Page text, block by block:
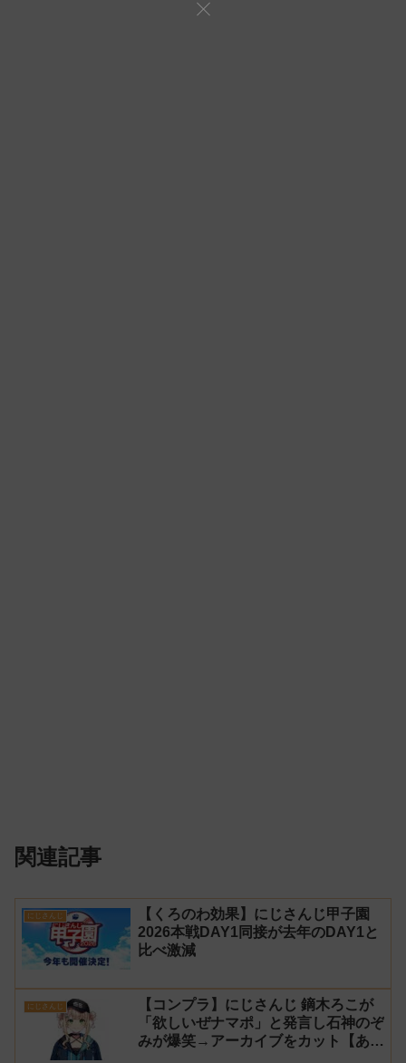
関連記事
にじさんじ
【くろのわ効果】にじさんじ甲子園
2026本戦DAY1同接が去年のDAY1と
比べ激減
にじさんじ
【コンプラ】にじさんじ 鏑木ろこが
「欲しいぜナマポ」と発言し石神のぞ
みが爆笑→アーカイブをカット【あら